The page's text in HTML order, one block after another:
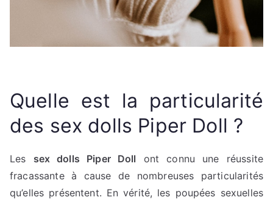
Quelle est la particularité
des sex dolls Piper Doll ?
Les sex dolls Piper Doll ont connu une réussite
fracassante à cause de nombreuses particularités
qu’elles présentent. En vérité, les poupées sexuelles